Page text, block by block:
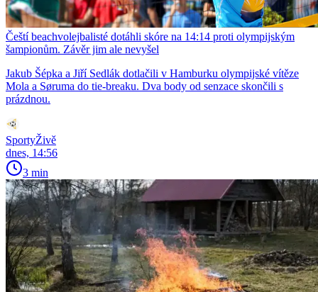
Čeští beachvolejbalisté dotáhli skóre na 14:14 proti olympijským
šampionům. Závěr jim ale nevyšel
Jakub Šépka a Jiří Sedlák dotlačili v Hamburku olympijské vítěze
Mola a Søruma do tie-breaku. Dva body od senzace skončili s
prázdnou.
SportyŽivě
dnes, 14:56
3 min